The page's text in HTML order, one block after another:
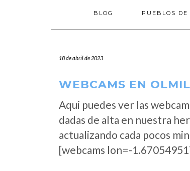
BLOG PUEBLOS DE
18 de abril de 2023
WEBCAMS EN
Aqui puedes ver las
dadas de alta en nuestra
actualizando cada pocos
[webcams lon=-